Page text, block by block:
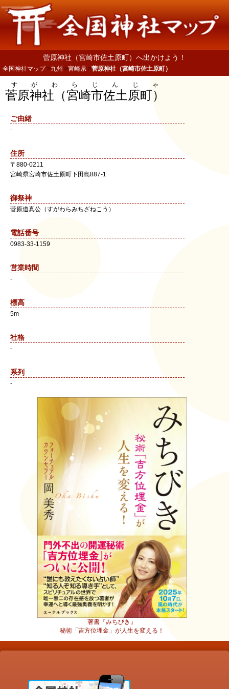
菅原神社（宮崎市佐土原町）へ出かけよう！
全国神社マップ 九州 宮崎県 菅原神社（宮崎市佐土原町）
菅原神社（宮崎市佐土原町）
すがわらじんじゃ
ご由緒
-
住所
〒 880-0211
宮崎県宮崎市佐土原町下田島887-1
御祭神
菅原道真公（すがわらみちざねこう）
電話番号
0983-33-1159
営業時間
-
標高
5m
社格
-
系列
-
著書『みちびき』
秘術「吉方位埋金」が人生を変える！